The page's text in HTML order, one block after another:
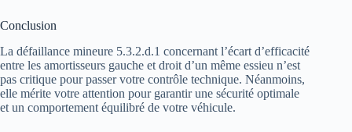
Conclusion
La défaillance mineure 5.3.2.d.1 concernant l’écart d’efficacité
entre les amortisseurs gauche et droit d’un même essieu n’est
pas critique pour passer votre contrôle technique. Néanmoins,
elle mérite votre attention pour garantir une sécurité optimale
et un comportement équilibré de votre véhicule.